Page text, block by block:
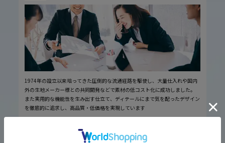
1974年の設立以来培ってきた圧倒的な流通経路を駆使し、大量仕入れや国内
外の生地メーカー様との共同開発などで素材の低コスト化に成功しました。
また実用的な機能性を生み出す仕立て、ディテールにまで気を配ったデザイン
を徹底的に追求し、高品質・低価格を実現しています
厳しい品質管理体制に基づく